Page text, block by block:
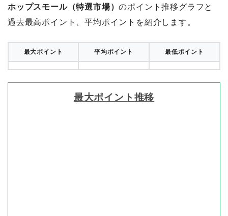
ホップスモール（特選市場）のポイント推移グラフと
過去最高ポイント、平均ポイントを紹介します。
最大ポイント 平均ポイント 最低ポイント
最大ポイント推移